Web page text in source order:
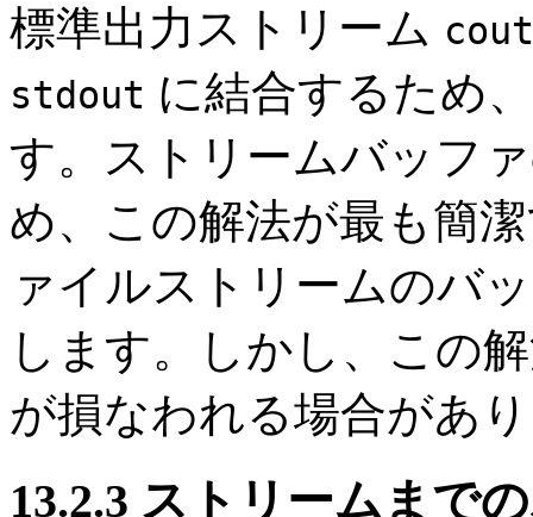
標準出力ストリーム cout
stdout に結合するため
す。ストリームバッフ
め、この解法が最も簡
ァイルストリームのバ
します。しかし、この
が損なわれる場合があ
13.2.3 ストリームまで